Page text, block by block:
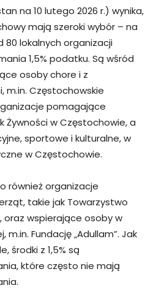
na 10 lutego 2026 r.) wynika,
mają szeroki wybór – na
80 lokalnych organizacji
1,5% podatku. Są wśród
osoby chore i z
m.in. Częstochowskie
pomagające
Żywności w Częstochowie, a
sportowe i kulturalne, w
w Częstochowie.
również organizacje
takie jak Towarzystwo
oraz wspierające osoby w
Fundację „Adullam”. Jak
środki z 1,5% są
które często nie mają